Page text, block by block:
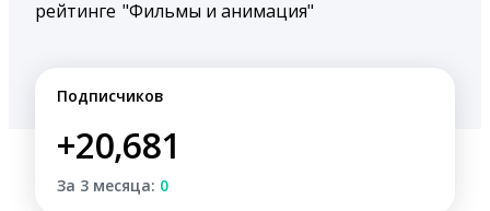
рейтинге "Фильмы и анимация"
Подписчиков
+20,681
За 3 месяца: 0